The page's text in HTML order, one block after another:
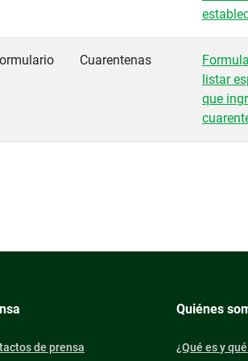
Cuarentenas
listar
que
de prensa
Quiénes
¿Qué es y